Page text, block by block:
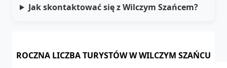
Jak skontaktować się z Wilczym Szańcem?
ROCZNA LICZBA TURYSTÓW W WILCZYM SZAŃCU